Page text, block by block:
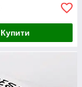
Купити